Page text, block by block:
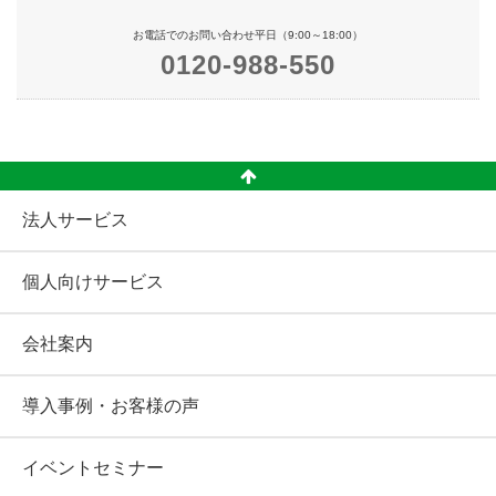
お電話でのお問い合わせ平日（9:00～18:00）
0120-988-550
法人サービス
個人向けサービス
会社案内
導入事例・お客様の声
イベントセミナー